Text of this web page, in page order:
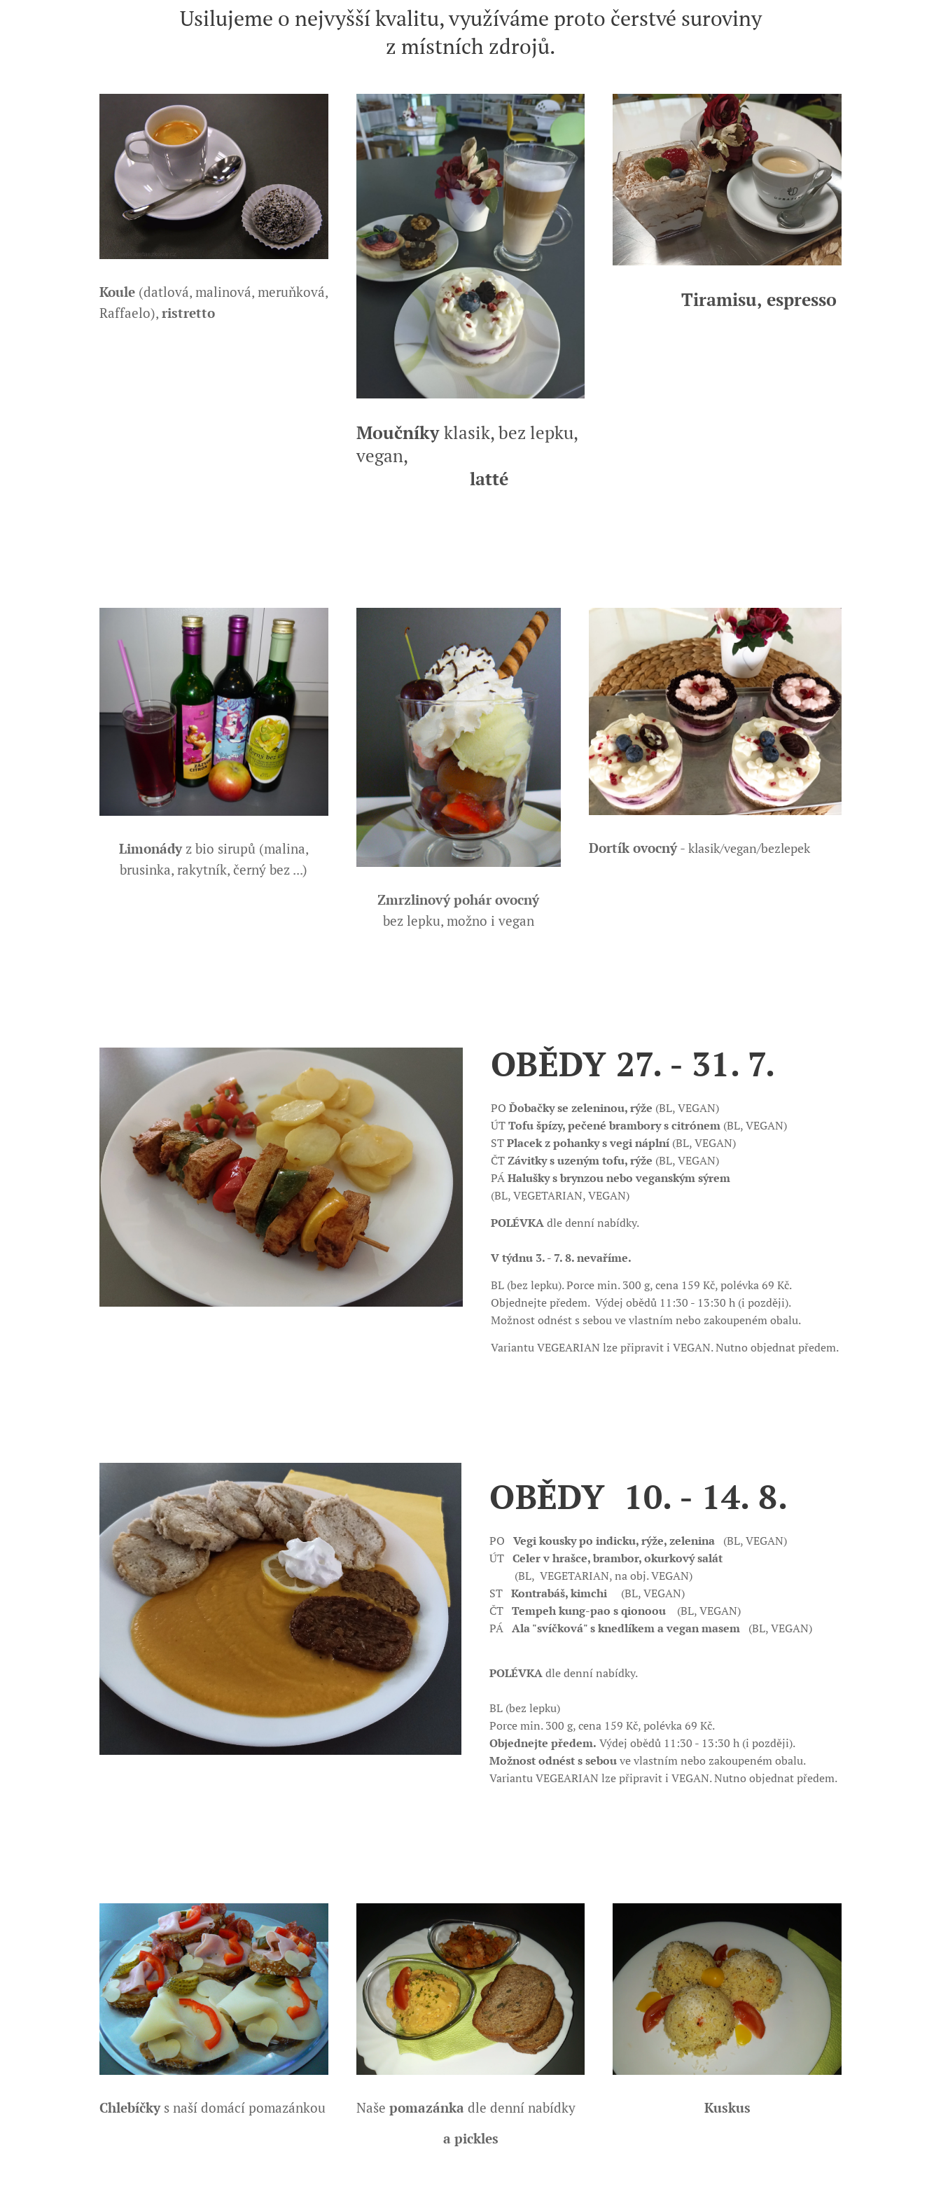
Usilujeme o nejvyšší kvalitu, využíváme proto čerstvé suroviny
z místních zdrojů.
Koule (datlová, malinová, meruňková,
Raffaelo), ristretto
Moučníkyklasik, bez lepku,
vegan,
latté
Tiramisu,espresso
Limonády z bio sirupů (malina,
brusinka, rakytník, černý bez ...)
Zmrzlinový pohár ovocný
bez lepku, možno i vegan
Dortík ovocný-klasik/vegan/bezlepek
OBĚDY 27. - 31. 7.
PO Ďobačky se zeleninou, rýže (BL, VEGAN)
ÚTTofu špízy, pečené brambory s citrónem(BL, VEGAN)
STPlacek z pohanky s vegi náplní (BL, VEGAN)
ČTZávitky s uzeným tofu, rýže (BL, VEGAN)
PÁHalušky s brynzou nebo veganským sýrem
(BL, VEGETARIAN, VEGAN)
POLÉVKAdle denní nabídky.
V týdnu 3. - 7. 8. nevaříme.
BL (bez lepku). Porce min. 300 g, cena 159 Kč, polévka 69 Kč.
Objednejte předem. Výdej obědů 11:30 - 13:30 h (i později).
Možnost odnést s sebou ve vlastním nebo zakoupeném obalu.
Variantu VEGEARIAN lze připravit i VEGAN. Nutno objednat předem.
OBĚDY 10. - 14. 8.
POVegi kousky po indicku, rýže, zelenina (BL, VEGAN)
ÚT Celer v hrašce, brambor, okurkový salát
(BL, VEGETARIAN, na obj. VEGAN)
ST Kontrabáš, kimchi
(BL, VEGAN)
ČT Tempeh kung-pao s qionoou
(BL, VEGAN)
PÁ Ala "svíčková" s knedlíkem a vegan masem (BL, VEGAN)
POLÉVKAdle denní nabídky.
BL (bez lepku)
Porce min. 300 g, cena 159 Kč, polévka 69 Kč.
Objednejte předem. Výdej obědů 11:30 - 13:30 h (i později).
Možnost odnést s sebouve vlastním nebo zakoupeném obalu.
Variantu VEGEARIAN lze připravit i VEGAN. Nutno objednat předem.
Chlebíčkys naší domácí pomazánkou Naše pomazánkadle denní nabídky
a pickles
Kuskus